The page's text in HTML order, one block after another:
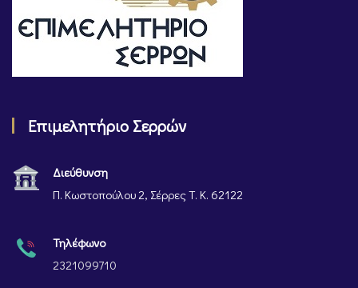
Επιμελητήριο Σερρών
Διεύθυνση
Π. Κωστοπούλου 2, Σέρρες Τ. Κ. 62122
Τηλέφωνο
2321099710